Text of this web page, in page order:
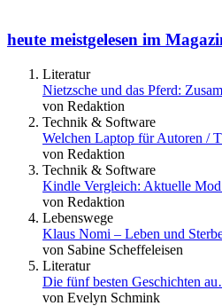
heute meistgelesen im
Literatur
Nietzsche und das Pferd:
von Redaktion
Technik & Software
Welchen Laptop für Autoren /
von Redaktion
Technik & Software
Kindle Vergleich: Aktuelle
von Redaktion
Lebenswege
Klaus Nomi – Leben und
von Sabine Scheffeleisen
Literatur
Die fünf besten Geschichten
von Evelyn Schmink